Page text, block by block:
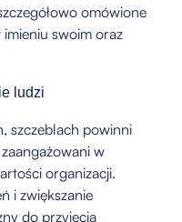
omówione
swoim oraz
ludzi
szczeblach powinni
w
organizacji.
i zwiększanie
do przyjęcia